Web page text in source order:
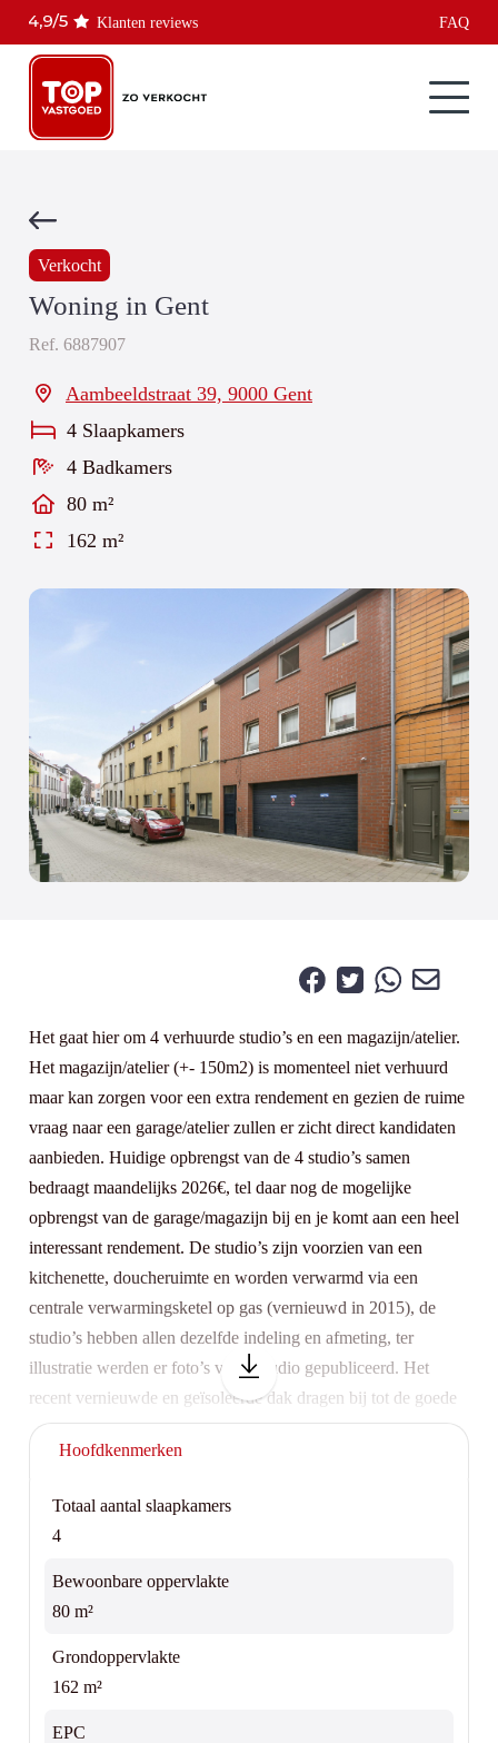
Klanten reviews FAQ
Verkocht
Woning in Gent
Ref. 6887907
Aambeeldstraat 39, 9000 Gent
4 Slaapkamers
4 Badkamers
80 m²
162 m²
Het gaat hier om 4 verhuurde studio’s en een magazijn/atelier.
Het magazijn/atelier (+- 150m2) is momenteel niet verhuurd
maar kan zorgen voor een extra rendement en gezien de ruime
vraag naar een garage/atelier zullen er zicht direct kandidaten
aanbieden. Huidige opbrengst van de 4 studio’s samen
bedraagt maandelijks 2026€, tel daar nog de mogelijke
opbrengst van de garage/magazijn bij en je komt aan een heel
interessant rendement. De studio’s zijn voorzien van een
kitchenette, doucheruimte en worden verwarmd via een
centrale verwarmingsketel op gas (vernieuwd in 2015), de
studio’s hebben allen dezelfde indeling en afmeting, ter
illustratie werden er foto’s van 1 studio gepubliceerd. Het
recent vernieuwde en geïsoleerde dak dragen bij tot de goede
epc score van de verschillende studio’s. 39A: epc 147 39B:
epc 135 41A: epc 232 41B: epc 218 Bel voor een bezichtiging
Hoofdkenmerken
Totaal aantal slaapkamers
4
Bewoonbare oppervlakte
80 m²
Grondoppervlakte
162 m²
EPC